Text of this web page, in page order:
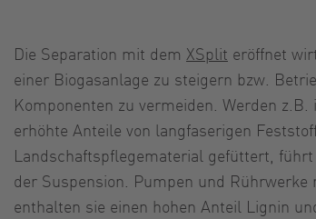
Die Separation mit dem XSplit eröffnet
einer Biogasanlage zu steigern bzw.
Komponenten zu vermeiden. Werden
erhöhte Anteile von langfaserigen
Landschaftspflegematerial gefüttert,
der Suspension. Pumpen und
enthalten sie einen hohen Anteil Lignin